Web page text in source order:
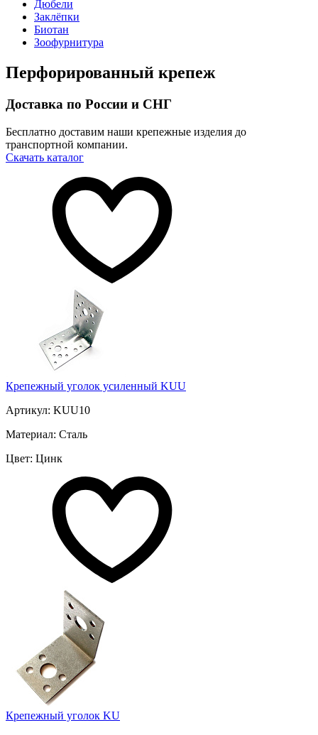
Дюбели
Заклёпки
Биотан
Зоофурнитура
Перфорированный крепеж
Доставка по России и СНГ
Бесплатно доставим наши крепежные изделия до
транспортной компании.
Скачать каталог
Крепежный уголок усиленный KUU
Артикул: KUU10
Материал: Сталь
Цвет: Цинк
Крепежный уголок KU